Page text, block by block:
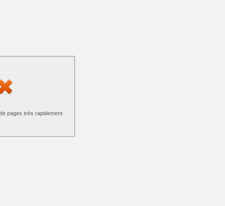
pages très rapidement